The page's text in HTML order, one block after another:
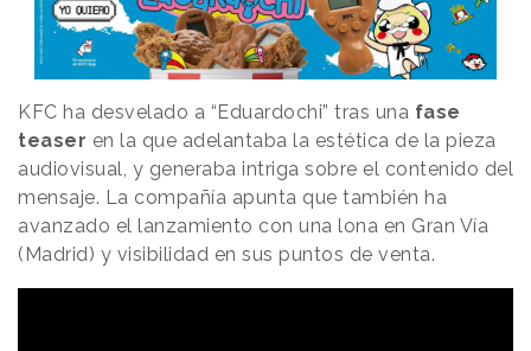
KFC ha desvelado a “Eduardochi” tras una fase
teaser en la que adelantaba la estética de la pieza
audiovisual, y generaba intriga sobre el contenido del
mensaje. La compañía apunta que también ha
avanzado el lanzamiento con una lona en Gran Vía
(Madrid) y visibilidad en sus puntos de venta.